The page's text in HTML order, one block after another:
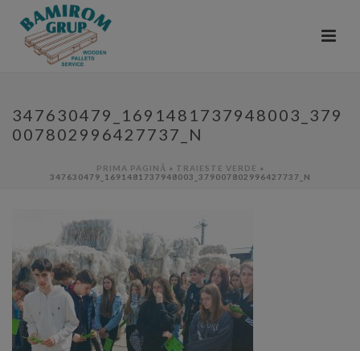
347630479_1691481737948003_379
007802996427737_N
PRIMA PAGINĂ » TRAIESTE VERDE »
347630479_1691481737948003_379007802996427737_N